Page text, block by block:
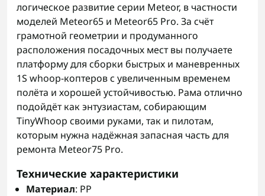
логическое развитие серии Meteor, в частности
моделей Meteor65 и Meteor65 Pro. За счёт
грамотной геометрии и продуманного
расположения посадочных мест вы получаете
платформу для сборки быстрых и маневренных
1S whoop-коптеров с увеличенным временем
полёта и хорошей устойчивостью. Рама отлично
подойдёт как энтузиастам, собирающим
TinyWhoop своими руками, так и пилотам,
которым нужна надёжная запасная часть для
ремонта Meteor75 Pro.
Технические характеристики
Материал: PP